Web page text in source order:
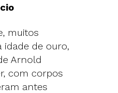
muitos
idade de ouro,
Arnold
com corpos
antes